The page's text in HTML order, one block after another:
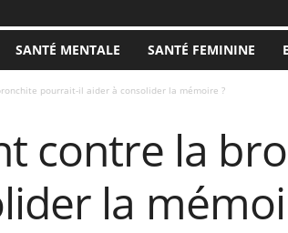
SANTÉ MENTALE SANTÉ FEMININE
pourrait-il aider à consolider la mémoire ?
contre la
la